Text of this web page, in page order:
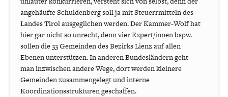
angehäufte Schuldenberg soll ja mit Steuerrmitteln des
Landes Tirol ausgeglichen werden. Der Kammer-Wolf hat
hier gar nicht so unrecht, denn vier Expert/innen bspw.
sollen die 33 Gemeinden des Bezirks Lienz auf allen
Ebenen unterstützen. In anderen Bundesländern geht
man inzwischen andere Wege, dort werden kleinere
Gemeinden zusammengelegt und interne
Koordinationsstrukturen geschaffen.